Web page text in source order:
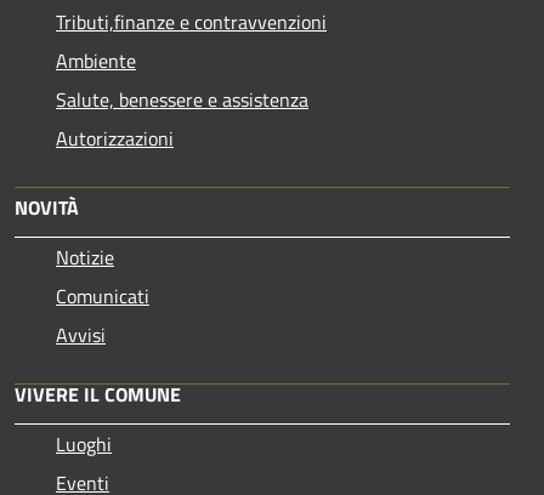
Tributi,finanze e contravvenzioni
Ambiente
Salute, benessere e assistenza
Autorizzazioni
NOVITÀ
Notizie
Comunicati
Avvisi
VIVERE IL COMUNE
Luoghi
Eventi